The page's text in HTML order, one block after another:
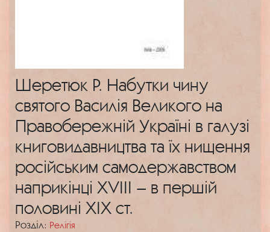
Шеретюк Р. Набутки чину
святого Василія Великого на
Правобережній Україні в галузі
книговидавництва та їх нищення
російським самодержавством
наприкінці XVIII – в першій
половині XIX ст.
Розділ: Релігія